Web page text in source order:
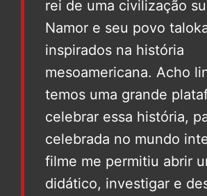
rei de uma civilização
Namor e seu povo
inspirados na história
mesoamericana. Acho
temos uma grande
celebrar essa história,
celebrada no mundo
filme me permitiu abrir
didático, investigar e